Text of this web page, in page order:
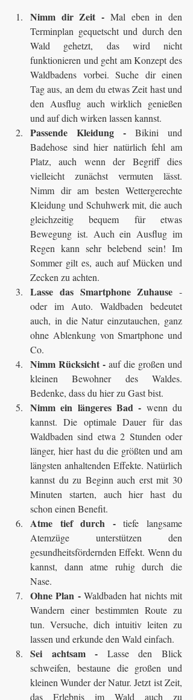
Nimm dir Zeit - Mal eben in den
Terminplan gequetscht und durch den
Wald gehetzt, das wird nicht
funktionieren und geht am Konzept des
Waldbadens vorbei. Suche dir einen
Tag aus, an dem du etwas Zeit hast und
den Ausflug auch wirklich genießen
und auf dich wirken lassen kannst.
Passende Kleidung - Bikini und
Badehose sind hier natürlich fehl am
Platz, auch wenn der Begriff dies
vielleicht zunächst vermuten lässt.
Nimm dir am besten Wettergerechte
Kleidung und Schuhwerk mit, die auch
gleichzeitig bequem für etwas
Bewegung ist. Auch ein Ausflug im
Regen kann sehr belebend sein! Im
Sommer gilt es, auch auf Mücken und
Zecken zu achten.
Lasse das Smartphone Zuhause -
oder im Auto. Waldbaden bedeutet
auch, in die Natur einzutauchen, ganz
ohne Ablenkung von Smartphone und
Co.
Nimm Rücksicht - auf die großen und
kleinen Bewohner des Waldes.
Bedenke, dass du hier zu Gast bist.
Nimm ein längeres Bad - wenn du
kannst. Die optimale Dauer für das
Waldbaden sind etwa 2 Stunden oder
länger, hier hast du die größten und am
längsten anhaltenden Effekte. Natürlich
kannst du zu Beginn auch erst mit 30
Minuten starten, auch hier hast du
schon einen Benefit.
Atme tief durch - tiefe langsame
Atemzüge unterstützen den
gesundheitsfördernden Effekt. Wenn du
kannst, dann atme ruhig durch die
Nase.
Ohne Plan - Waldbaden hat nichts mit
Wandern einer bestimmten Route zu
tun. Versuche, dich intuitiv leiten zu
lassen und erkunde den Wald einfach.
Sei achtsam - Lasse den Blick
schweifen, bestaune die großen und
kleinen Wunder der Natur. Jetzt ist Zeit,
das Erlebnis im Wald auch zu